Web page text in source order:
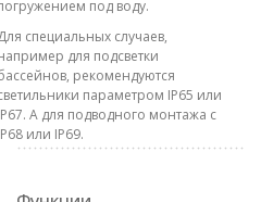
под воду.
специальных случаев,
для подсветки
рекомендуются
параметром IP65 или
А для подводного монтажа с
или IP69.